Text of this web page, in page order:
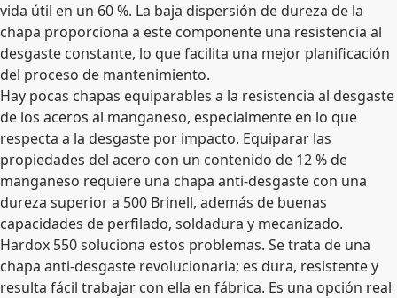
vida útil en un 60 %. La baja dispersión de dureza de la
chapa proporciona a este componente una resistencia al
desgaste constante, lo que facilita una mejor planificación
del proceso de mantenimiento.
Hay pocas chapas equiparables a la resistencia al desgaste
de los aceros al manganeso, especialmente en lo que
respecta a la desgaste por impacto. Equiparar las
propiedades del acero con un contenido de 12 % de
manganeso requiere una chapa anti-desgaste con una
dureza superior a 500 Brinell, además de buenas
capacidades de perfilado, soldadura y mecanizado.
Hardox 550 soluciona estos problemas. Se trata de una
chapa anti-desgaste revolucionaria; es dura, resistente y
resulta fácil trabajar con ella en fábrica. Es una opción real